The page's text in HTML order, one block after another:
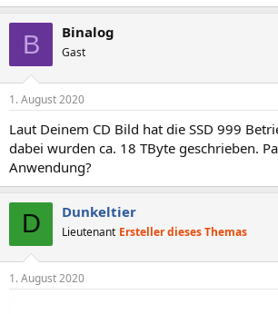
B Binalog
Gast
1. August 2020
Laut Deinem CD Bild hat die SSD 999
dabei wurden ca. 18 TByte geschrieben.
Anwendung?
D Dunkeltier
Lieutenant Ersteller dieses Themas
1. August 2020